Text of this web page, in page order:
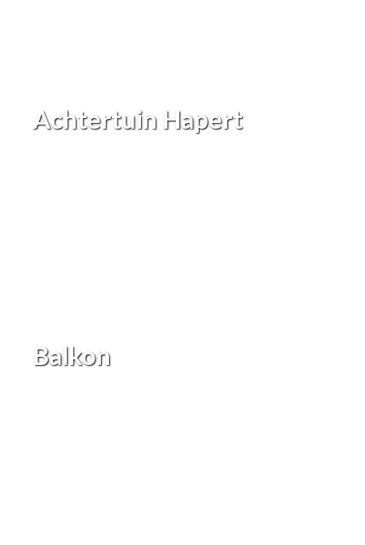
Achtertuin Hapert
Balkon